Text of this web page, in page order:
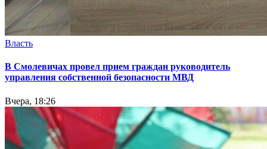
Власть
В Смолевичах провел прием граждан руководитель
управления собственной безопасности МВД
Вчера, 18:26